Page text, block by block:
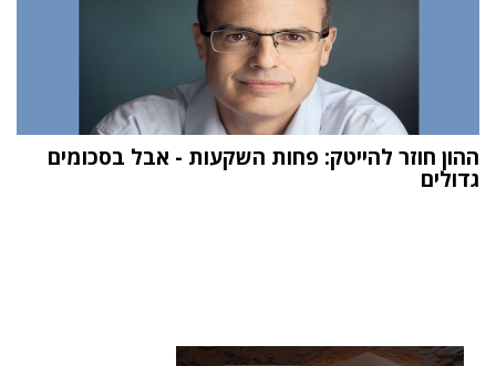
ההון חוזר להייטק: פחות השקעות - אבל בסכומים
גדולים